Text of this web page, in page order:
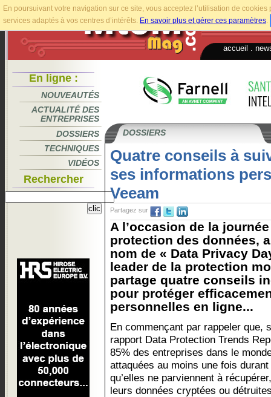
En poursuivant votre navigation sur ce site, vous acceptez l’utilisation de
services adaptés à vos centres d’intérêts. En savoir plus et gérer ces paramètres.
accueil
En ligne :
NOUVEAUTÉS
ACTUALITÉ DES
ENTREPRISES
DOSSIERS
TECHNIQUES
VIDÉOS
Rechercher
DOSSIERS
Quatre conseils à
ses informations
Veeam
Partagez sur
A l’occasion de la
protection des données,
nom de « Data Privacy
leader de la protection
partage quatre conseils
pour protéger
personnelles en ligne...
En commençant par rappeler que,
rapport Data Protection Trends
85% des entreprises dans le
attaquées au moins une fois
qu’elles ne parviennent à
leurs données cryptées ou